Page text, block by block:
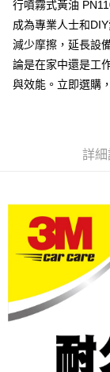
３．安心：先確認商
【「AFTEE先享後付
１．於結帳方式選擇
結帳頁面，進行簡訊
２．訂單成立數日內
後付繳納相關費用。
【注意事項】
１．透過由恩沛科
易，需依本服務之必
權轉讓予恩沛科技股
２．關於個人資料處
https://aftee.tw/terms/
３．未成年的使用者
「AFTEE先享後付
４．使用「AFTEE
時審查核予不同之
全家取貨付款
付款後全家取貨
每筆NT$60，滿
宅配
每筆NT$120，滿
行噴霧式黃油
成為專業人士和
減少摩擦，延長設
論是在家中還是工
與效能。立即選購
詳細